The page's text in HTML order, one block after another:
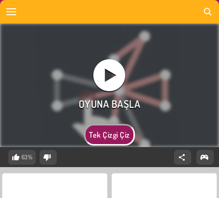
Tek Çizgi Çiz
63%